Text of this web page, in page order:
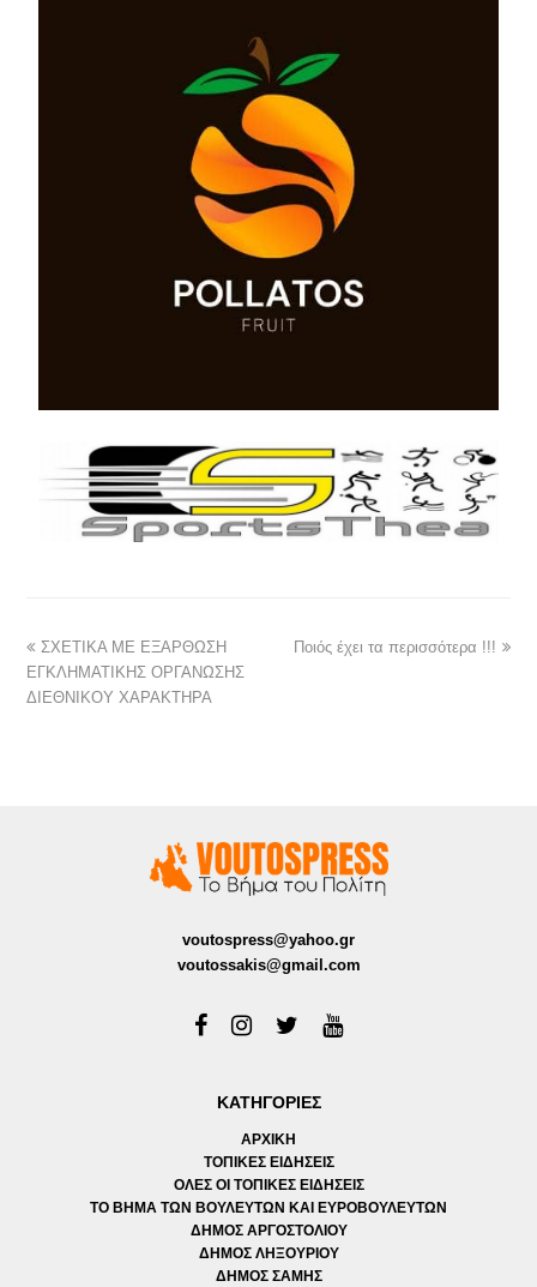
ΣΧΕΤΙΚΑ ΜΕ ΕΞΑΡΘΩΣΗ
ΕΓΚΛΗΜΑΤΙΚΗΣ ΟΡΓΑΝΩΣΗΣ
ΔΙΕΘΝΙΚΟΥ ΧΑΡΑΚΤΗΡΑ
Ποιός έχει τα περισσότερα !!!
voutospress@yahoo.gr
voutossakis@gmail.com
ΚΑΤΗΓΟΡΙΕΣ
ΑΡΧΙΚΗ
ΤΟΠΙΚΕΣ ΕΙΔΗΣΕΙΣ
ΟΛΕΣ ΟΙ ΤΟΠΙΚΕΣ ΕΙΔΗΣΕΙΣ
ΤΟ ΒΗΜΑ ΤΩΝ ΒΟΥΛΕΥΤΩΝ ΚΑΙ ΕΥΡΟΒΟΥΛΕΥΤΩΝ
ΔΗΜΟΣ ΑΡΓΟΣΤΟΛΙΟΥ
ΔΗΜΟΣ ΛΗΞΟΥΡΙΟΥ
ΔΗΜΟΣ ΣΑΜΗΣ